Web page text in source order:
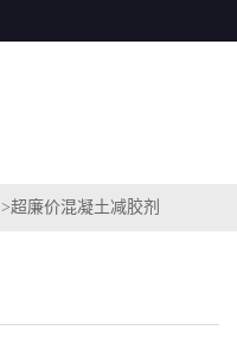
>超廉价混凝土减胶剂